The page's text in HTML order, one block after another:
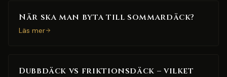
När ska man byta till sommardäck?
Läs mer
Dubbdäck vs friktionsdäck – vilket